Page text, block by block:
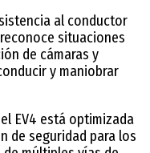
al conductor
situaciones
de cámaras y
y maniobrar
EV4 está optimizada
de seguridad para los